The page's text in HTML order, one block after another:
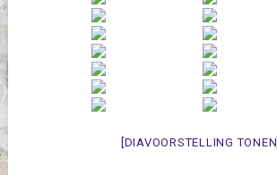
[DIAVOORSTELLING TONEN]